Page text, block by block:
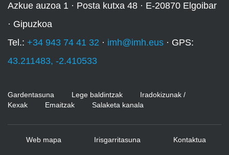
Azkue auzoa 1 · Posta kutxa 48 · E-20870 Elgoibar
· Gipuzkoa
Tel.: +34 943 74 41 32 · imh@imh.eus · GPS:
43.211483, -2.410533
Gardentasuna Lege baldintzak
Iradokizunak /
Kexak
Emaitzak Salaketa kanala
Web mapa Irisgarritasuna Kontaktua